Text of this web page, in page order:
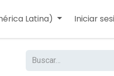
Latina) Iniciar